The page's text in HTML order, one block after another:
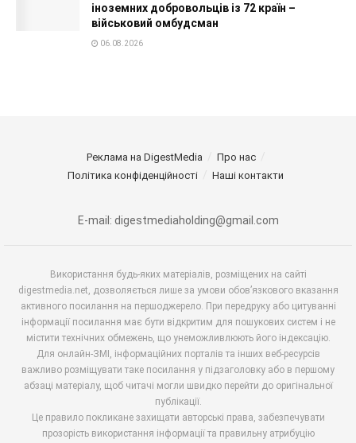
іноземних добровольців із 72 країн –
військовий омбудсман
06.08.2026
Реклама на DigestMedia
Про нас
Політика конфіденційності
Наші контакти
E-mail: digestmediaholding@gmail.com
Використання будь-яких матеріалів, розміщених на сайті
digestmedia.net, дозволяється лише за умови обов’язкового вказання
активного посилання на першоджерело. При передруку або цитуванні
інформації посилання має бути відкритим для пошукових систем і не
містити технічних обмежень, що унеможливлюють його індексацію.
Для онлайн-ЗМІ, інформаційних порталів та інших веб-ресурсів
важливо розміщувати таке посилання у підзаголовку або в першому
абзаці матеріалу, щоб читачі могли швидко перейти до оригінальної
публікації.
Це правило покликане захищати авторські права, забезпечувати
прозорість використання інформації та правильну атрибуцію